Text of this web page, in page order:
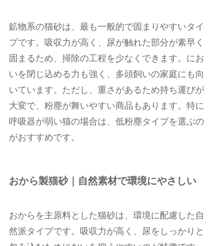
鉱物系の猫砂は、最も一般的で固まりやすいタイ
プです。吸収力が高く、尿が触れた部分が素早く
固まるため、掃除の工程を少なくできます。にお
いを閉じ込める力も強く、多頭飼いの家庭にも向
いています。ただし、重さがあるため持ち運びが
大変で、粉塵が舞いやすい商品もあります。特に
呼吸器が弱い猫の場合は、低粉塵タイプを選ぶの
がおすすめです。
おから製猫砂｜自然素材で環境にやさしい
おからを主原料とした猫砂は、環境に配慮した自
然派タイプです。吸収力が高く、尿をしっかりと